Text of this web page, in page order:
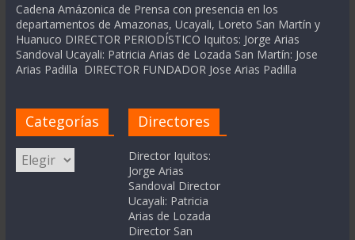
Cadena Amázonica de Prensa con presencia en los
departamentos de Amazonas, Ucayali, Loreto San Martín y
Huanuco DIRECTOR PERIODÍSTICO Iquitos: Jorge Arias
Sandoval Ucayali: Patricia Arias de Lozada San Martín: Jose
Arias Padilla DIRECTOR FUNDADOR Jose Arias Padilla
Categorías
Categorías
Directores
Director Iquitos:
Jorge Arias
Sandoval Director
Ucayali: Patricia
Arias de Lozada
Director San